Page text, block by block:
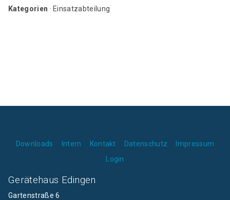
Kategorien · Einsatzabteilung
Downloads Intern Kontakt Datenschutz
Impressum
Login
Gerätehaus Edingen
Gartenstraße 6